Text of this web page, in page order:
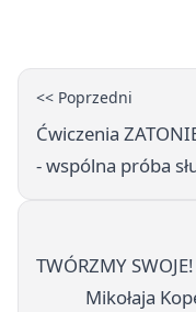
<< Poprzedni
Ćwiczenia
- wspólna próba
TWÓRZMY
Mikołaja